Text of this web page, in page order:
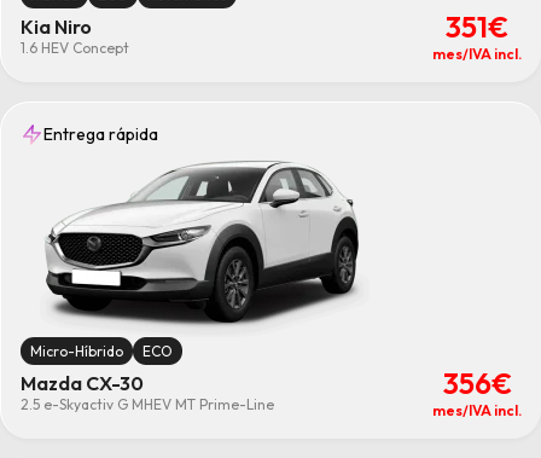
Kia Niro
1.6 HEV Concept
351€
mes/IVA incl.
Entrega rápida
Micro-Híbrido ECO
Mazda CX-30
2.5 e-Skyactiv G MHEV MT Prime-Line
356€
mes/IVA incl.